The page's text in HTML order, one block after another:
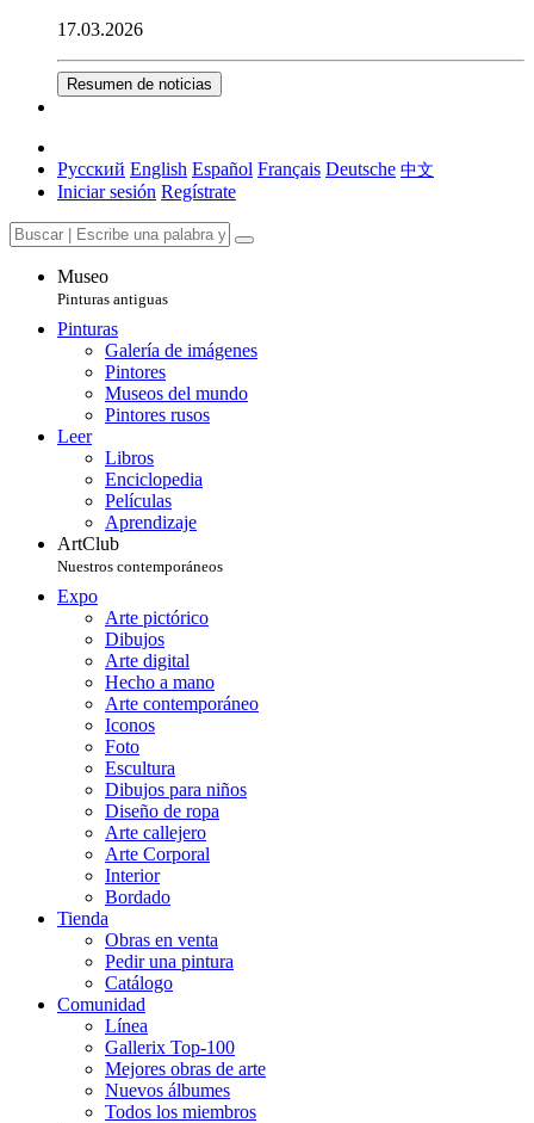
17.03.2026
Resumen de noticias
Русский English Español Français Deutsche 中文
Iniciar sesión Regístrate
Museo
Pinturas antiguas
Pinturas
Galería de imágenes
Pintores
Museos del mundo
Pintores rusos
Leer
Libros
Enciclopedia
Películas
Aprendizaje
ArtClub
Nuestros contemporáneos
Expo
Arte pictórico
Dibujos
Arte digital
Hecho a mano
Arte contemporáneo
Iconos
Foto
Escultura
Dibujos para niños
Diseño de ropa
Arte callejero
Arte Corporal
Interior
Bordado
Tienda
Obras en venta
Pedir una pintura
Catálogo
Comunidad
Línea
Gallerix Top-100
Mejores obras de arte
Nuevos álbumes
Todos los miembros